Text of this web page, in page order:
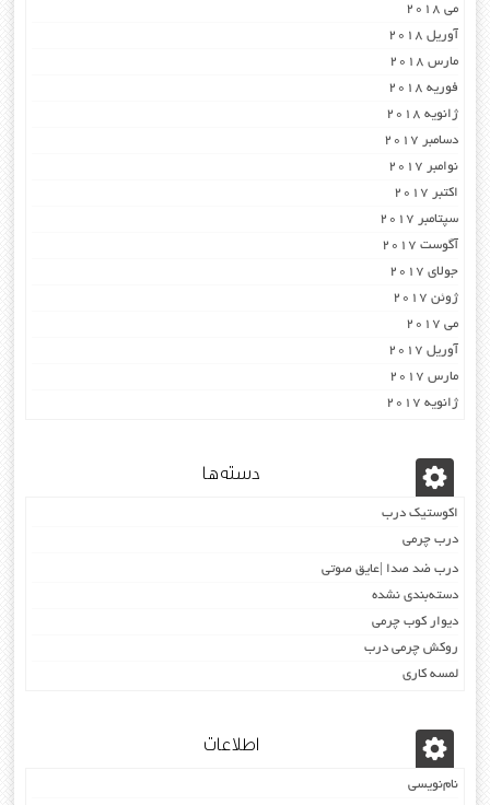
می 2018
آوریل 2018
مارس 2018
فوریه 2018
ژانویه 2018
دسامبر 2017
نوامبر 2017
اکتبر 2017
سپتامبر 2017
آگوست 2017
جولای 2017
ژوئن 2017
می 2017
آوریل 2017
مارس 2017
ژانویه 2017
دسته‌ها
اکوستیک درب
درب چرمی
درب ضد صدا |عایق صوتی
دسته‌بندی نشده
دیوار کوب چرمی
روکش چرمی درب
لمسه کاری
اطلاعات
نام‌نویسی